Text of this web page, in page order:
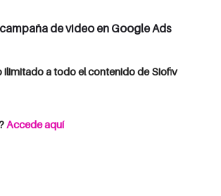
de video en Google Ads
ilimitado a todo el contenido de Siofiv
Accede aquí